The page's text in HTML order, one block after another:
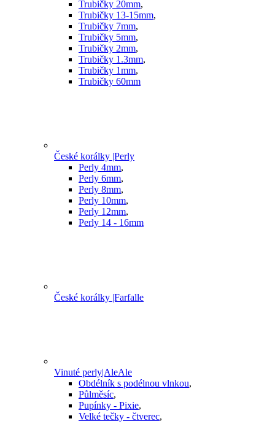
Trubičky 20mm,
Trubičky 13-15mm,
Trubičky 7mm,
Trubičky 5mm,
Trubičky 2mm,
Trubičky 1.3mm,
Trubičky 1mm,
Trubičky 60mm
České korálky |Perly
Perly 4mm,
Perly 6mm,
Perly 8mm,
Perly 10mm,
Perly 12mm,
Perly 14 - 16mm
České korálky |Farfalle
Vinuté perly|AleAle
Obdélník s podélnou vlnkou,
Půlměsíc,
Pupínky - Pixie,
Velké tečky - čtverec,